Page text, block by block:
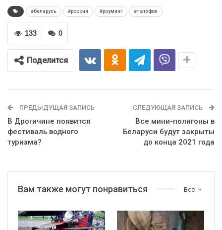
#беларусь #россия #роуминг #телефон
0
133
Поделится
ПРЕДЫДУЩАЯ ЗАПИСЬ
В Дрогичине появится
фестиваль водного
туризма?
СЛЕДУЮЩАЯ ЗАПИСЬ
Все мини-полигоны в
Беларуси будут закрыты
до конца 2021 года
Все
Вам также могут понравиться